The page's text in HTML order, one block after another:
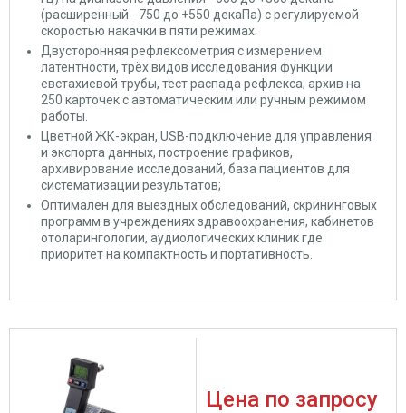
(расширенный −750 до +550 декаПа) с регулируемой
скоростью накачки в пяти режимах.
Двусторонняя рефлексометрия с измерением
латентности, трёх видов исследования функции
евстахиевой трубы, тест распада рефлекса; архив на
250 карточек с автоматическим или ручным режимом
работы.
Цветной ЖК-экран, USB-подключение для управления
и экспорта данных, построение графиков,
архивирование исследований, база пациентов для
систематизации результатов;
Оптимален для выездных обследований, скрининговых
программ в учреждениях здравоохранения, кабинетов
отоларингологии, аудиологических клиник где
приоритет на компактность и портативность.
Цена по запросу